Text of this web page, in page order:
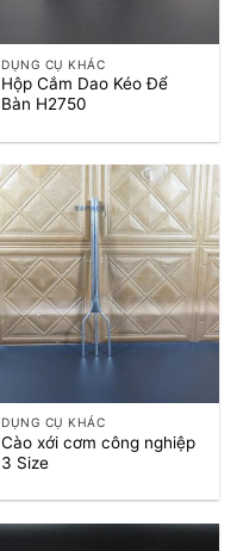
DỤNG CỤ KHÁC
Hộp Cắm Dao Kéo Để
Bàn H2750
DỤNG CỤ KHÁC
Cào xới cơm công nghiệp
3 Size